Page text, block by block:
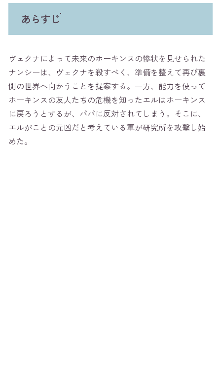
あらすじ
ヴェクナによって未来のホーキンスの惨状を見せられた
ナンシーは、ヴェクナを殺すべく、準備を整えて再び裏
側の世界へ向かうことを提案する。一方、能力を使って
ホーキンスの友人たちの危機を知ったエルはホーキンス
に戻ろうとするが、パパに反対されてしまう。そこに、
エルがことの元凶だと考えている軍が研究所を攻撃し始
めた。